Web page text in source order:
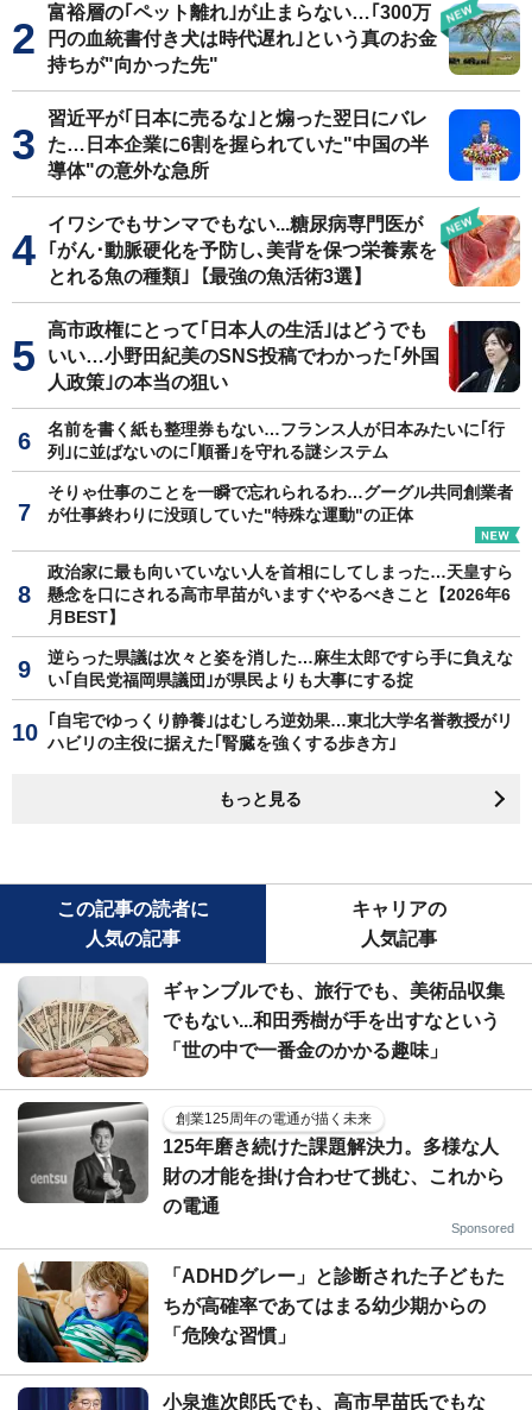
富裕層の｢ペット離れ｣が止まらない…｢300万
円の血統書付き犬は時代遅れ｣という真のお金
持ちが"向かった先"
習近平が｢日本に売るな｣と煽った翌日にバレ
た…日本企業に6割を握られていた"中国の半
導体"の意外な急所
イワシでもサンマでもない...糖尿病専門医が
｢がん･動脈硬化を予防し､美背を保つ栄養素を
とれる魚の種類｣【最強の魚活術3選】
高市政権にとって｢日本人の生活｣はどうでも
いい…小野田紀美のSNS投稿でわかった｢外国
人政策｣の本当の狙い
名前を書く紙も整理券もない…フランス人が日本みたいに｢行
列｣に並ばないのに｢順番｣を守れる謎システム
そりゃ仕事のことを一瞬で忘れられるわ…グーグル共同創業者
が仕事終わりに没頭していた"特殊な運動"の正体
政治家に最も向いていない人を首相にしてしまった…天皇すら
懸念を口にされる高市早苗がいますぐやるべきこと【2026年6
月BEST】
逆らった県議は次々と姿を消した…麻生太郎ですら手に負えな
い｢自民党福岡県議団｣が県民よりも大事にする掟
｢自宅でゆっくり静養｣はむしろ逆効果…東北大学名誉教授がリ
ハビリの主役に据えた｢腎臓を強くする歩き方｣
もっと見る
この記事の読者に
人気の記事
キャリアの
人気記事
ギャンブルでも、旅行でも、美術品収集
でもない...和田秀樹が手を出すなという
「世の中で一番金のかかる趣味」
創業125周年の電通が描く未来
125年磨き続けた課題解決力。多様な人
財の才能を掛け合わせて挑む、これから
の電通
Sponsored
「ADHDグレー」と診断された子どもた
ちが高確率であてはまる幼少期からの
「危険な習慣」
小泉進次郎氏でも、高市早苗氏でもな